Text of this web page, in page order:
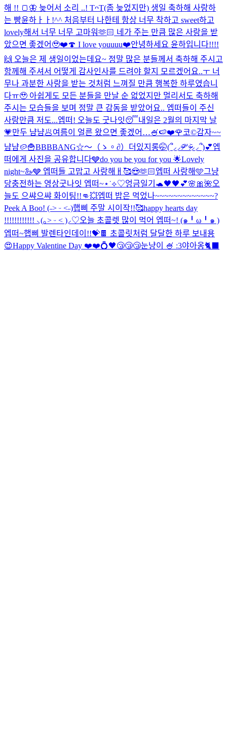
해 !! 🍞🦋 늦어서 소리 ..! TᴖT(좀 늦었지만) 생일 축하해 사랑하
는 빵윤하ㅏㅏ!^^ 처음부터 나한테 항상 너무 착하고 sweet하고
lovely해서 너무 너무 고마워🫶🏻 네가 주는 만큼 많은 사랑을 받
았으면 좋겠어🥹❤️🍄 I love youuuu❤️안녕하세요 윤하입니다!!!!
🙌 오늘은 제 생일이었는데요~ 정말 많은 분들께서 축하해 주시고
함께해 주셔서 어떻게 감사인사를 드려야 할지 모르겠어요..ㅜ 너
무나 과분한 사랑을 받는 것처럼 느껴질 만큼 행복한 하루였습니
다ㅠ🥹 아쉽게도 모든 분들을 만날 순 없었지만 멀리서도 축하해
주시는 모습들을 보며 정말 큰 감동을 받았어요.. 엡떠들이 주신
사랑만큼 저도...엡떠! 오늘도 굿나잇😴내일은 2월의 마지막 날
💗만두 냠냠🥟여름이 얼른 왔으면 좋겠어…🍧🍉❤️🌹 코©감자~~
냠냠🥔🍟BBBBANG☆〜（ゝ。∂） 더있지롱🤭(՞⸝⸝ᵒ̴̶̷᷄꒳ᵒ̴̶̷᷅⸝⸝՞)💕엡
떠에게 사진을 공유합니다🩶do you be you for you 🌟Lovely
night~🦢🩶 엡떠들 고맙고 사랑해ㅐ🥰😍🫶🏻엡떠 사랑해🩵그냥
당충전하는 영상굿나잇 엡떠~⋆˙⟡♡엉금일기🐢🖤🖤 💕🌸🎀🌺오
늘도 으쌰으쌰 화이팅!!👊💥엡떠 밥은 먹었나~~~~~~~~~~~~~?
Peek A Boo! (˶˃ ᵕ ˂˶)햅삐 주말 시이작!!🥰happy hearts day
!!!!!!!!!!!! ⸜(｡˃ ᵕ ˂ )⸝♡오늘 초콜렛 많이 먹어 엡떠~! (๑╹ω╹๑ )
엡떠~햅삐 발렌타인데이!!💝🍫 초콜릿처럼 달달한 하루 보내용
😍Happy Valentine Day ❤️❤️💍🖤😴😴😴눈냥이 🍧 :3야아옹🐈‍⬛